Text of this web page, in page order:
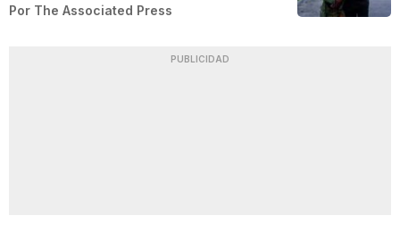
Por The Associated Press
PUBLICIDAD